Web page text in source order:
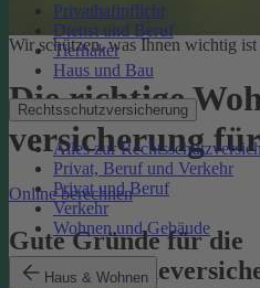
Privathaftpflicht
Dienst und Beruf
Tierhalter
Haus und Bau
Rechtsschutzversicherung
Alles zur
Privat, Beruf und Verkehr
Privat und Beruf
Verkehr
Wohnen und Gebäude
Haus & Wohnen
Wir schützen, was Ihnen wichtig ist
Die richtige
versicherung
Online berechnen
Gute Gründe für die